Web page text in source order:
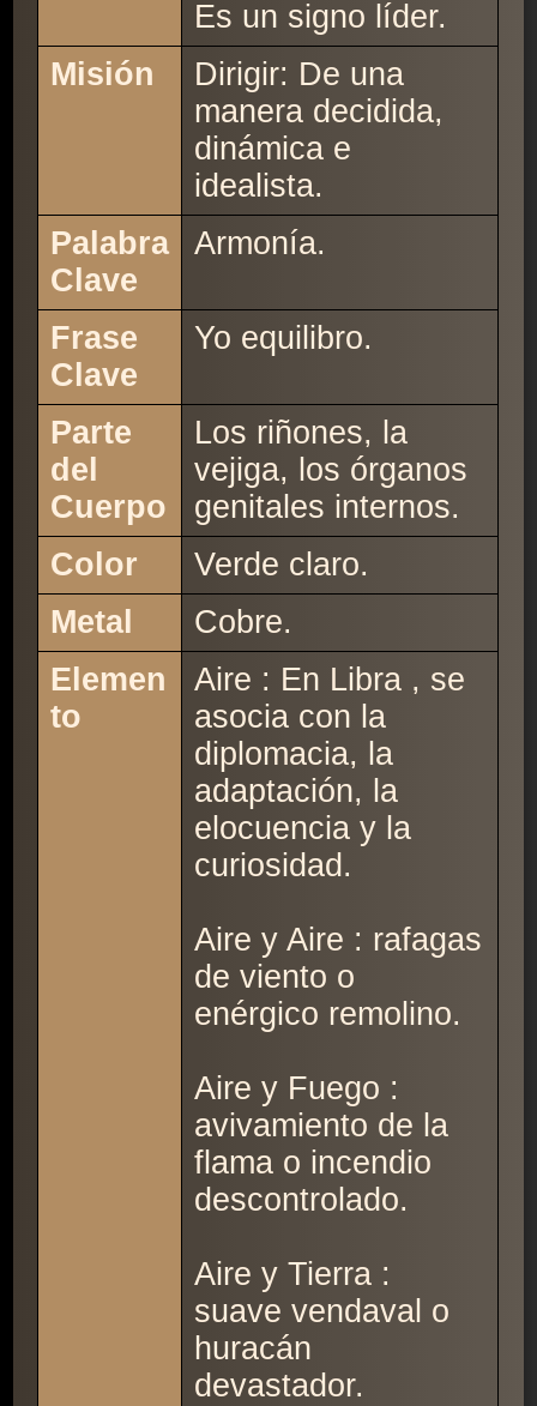
Es un signo líder.
Misión
Dirigir: De una
manera decidida,
dinámica e
idealista.
Palabra
Clave
Armonía.
Frase
Clave
Yo equilibro.
Parte
del
Cuerpo
Los riñones, la
vejiga, los órganos
genitales internos.
Color
Verde claro.
Metal
Cobre.
Elemen
to
Aire : En Libra , se
asocia con la
diplomacia, la
adaptación, la
elocuencia y la
curiosidad.
Aire y Aire : rafagas
de viento o
enérgico remolino.
Aire y Fuego :
avivamiento de la
flama o incendio
descontrolado.
Aire y Tierra :
suave vendaval o
huracán
devastador.